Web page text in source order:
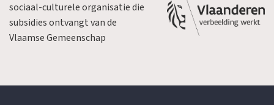
sociaal-culturele organisatie die
subsidies ontvangt van de
Vlaamse Gemeenschap